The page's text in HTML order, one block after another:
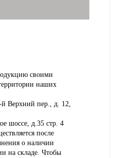
своими
наших
й Верхний пер., д. 12,
шоссе, д.35 стр. 4
после
о наличии
на складе. Чтобы